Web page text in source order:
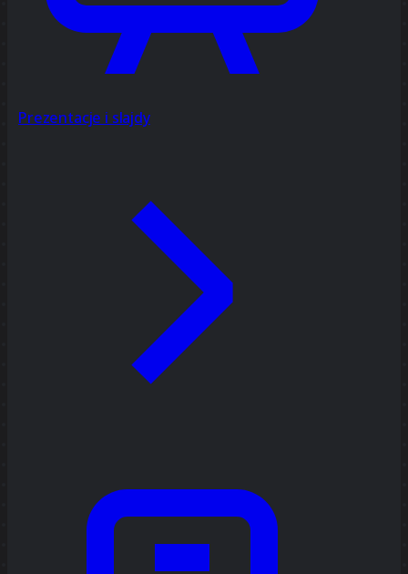
Prezentacje i slajdy